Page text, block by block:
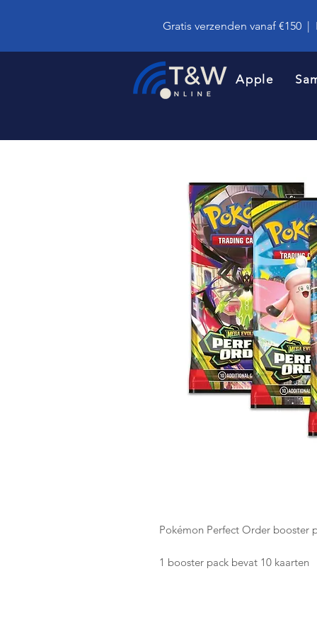
Gratis verzenden vanaf €150 |
Apple
Pokémon Perfect Order booster
1 booster pack bevat 10 kaarten